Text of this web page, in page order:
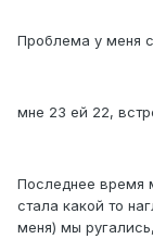
Проблема у меня
мне 23 ей 22,
Последнее время
стала какой то
меня) мы